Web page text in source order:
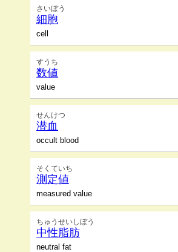
さいぼう
細胞
cell
すうち
数値
value
せんけつ
潜血
occult blood
そくていち
測定値
measured value
ちゅうせいしぼう
中性脂肪
neutral fat